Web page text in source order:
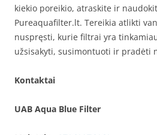
kiekio poreikio, atraskite ir
Pureaquafilter.lt. Tereikia atlikti
nuspręsti, kurie filtrai yra
užsisakyti, susimontuoti ir pradėti
Kontaktai
UAB Aqua Blue Filter